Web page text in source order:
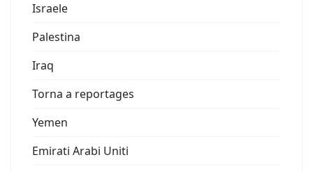
Israele
Palestina
Iraq
Torna a reportages
Yemen
Emirati Arabi Uniti